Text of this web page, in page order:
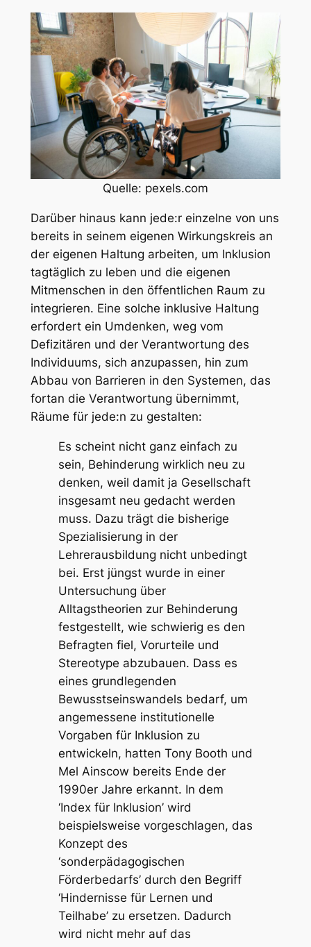
Quelle: pexels.com
Darüber hinaus kann jede:r einzelne von uns
bereits in seinem eigenen Wirkungskreis an
der eigenen Haltung arbeiten, um Inklusion
tagtäglich zu leben und die eigenen
Mitmenschen in den öffentlichen Raum zu
integrieren. Eine solche inklusive Haltung
erfordert ein Umdenken, weg vom
Defizitären und der Verantwortung des
Individuums, sich anzupassen, hin zum
Abbau von Barrieren in den Systemen, das
fortan die Verantwortung übernimmt,
Räume für jede:n zu gestalten:
Es scheint nicht ganz einfach zu
sein, Behinderung wirklich neu zu
denken, weil damit ja Gesellschaft
insgesamt neu gedacht werden
muss. Dazu trägt die bisherige
Spezialisierung in der
Lehrerausbildung nicht unbedingt
bei. Erst jüngst wurde in einer
Untersuchung über
Alltagstheorien zur Behinderung
festgestellt, wie schwierig es den
Befragten fiel, Vorurteile und
Stereotype abzubauen. Dass es
eines grundlegenden
Bewusstseinswandels bedarf, um
angemessene institutionelle
Vorgaben für Inklusion zu
entwickeln, hatten Tony Booth und
Mel Ainscow bereits Ende der
1990er Jahre erkannt. In dem
‘Index für Inklusion’ wird
beispielsweise vorgeschlagen, das
Konzept des
‘sonderpädagogischen
Förderbedarfs’ durch den Begriff
‘Hindernisse für Lernen und
Teilhabe’ zu ersetzen. Dadurch
wird nicht mehr auf das